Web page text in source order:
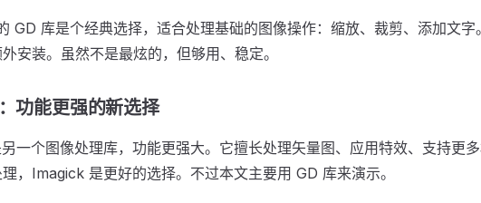
GD 库是个经典选择，适合处理基础的图像操作：缩放、裁剪、添加文
安装。虽然不是最炫的，但够用、稳定。
功能更强的新选择
一个图像处理库，功能更强大。它擅长处理矢量图、应用特效、支持更
，Imagick 是更好的选择。不过本文主要用 GD 库来演示。